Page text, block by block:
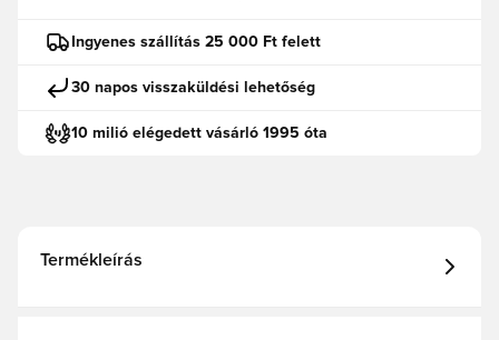
Ingyenes szállítás 25 000 Ft felett
30 napos visszaküldési lehetőség
10 milió elégedett vásárló 1995 óta
Termékleírás